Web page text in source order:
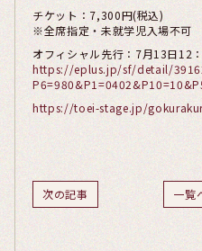
チケット：7,300円(税込)
※全席指定・未就学児入場不可
オフィシャル先行：7月13日12
https://eplus.jp/sf/detail/
https://toei-stage.jp/
次の記事 一覧